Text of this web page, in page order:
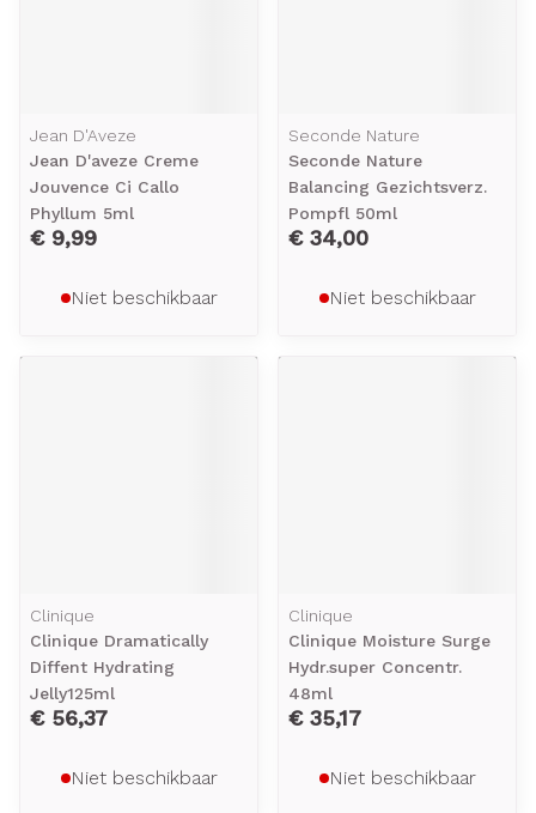
Jean D'Aveze
Jean D'aveze Creme
Jouvence Ci Callo
Phyllum 5ml
€ 9,99
Niet beschikbaar
Seconde Nature
Seconde Nature
Balancing Gezichtsverz.
Pompfl 50ml
€ 34,00
Niet beschikbaar
Clinique
Clinique Dramatically
Diffent Hydrating
Jelly125ml
€ 56,37
Niet beschikbaar
Clinique
Clinique Moisture Surge
Hydr.super Concentr.
48ml
€ 35,17
Niet beschikbaar